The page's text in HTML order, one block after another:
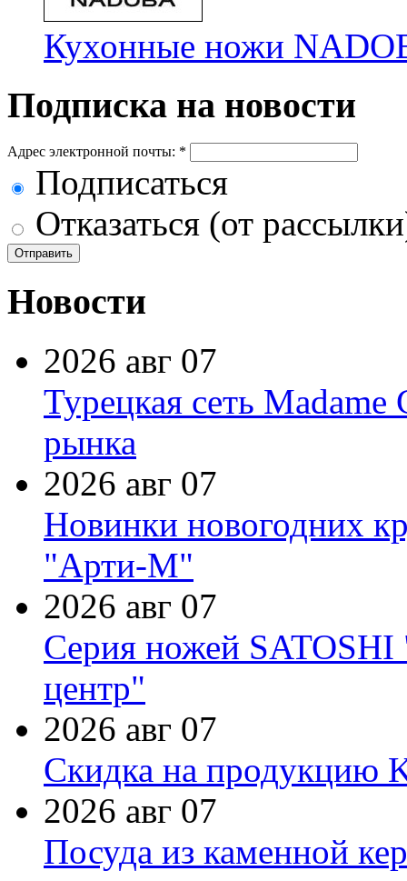
Кухонные ножи
Подписка на новости
Адрес электронной почты: *
Подписаться
Отказаться (от
Новости
2026 авг 07
Турецкая сеть Madame
рынка
2026 авг 07
Новинки новогодних
"Арти-М"
2026 авг 07
Серия ножей
центр"
2026 авг 07
Скидка на продукцию
2026 авг 07
Посуда из каменной